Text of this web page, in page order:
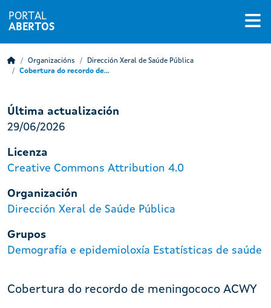
PORTAL
ABERTOS
Organizacións
Dirección Xeral de Saúde Pública
Cobertura do recordo de...
Última actualización
29/06/2026
Licenza
Creative Commons Attribution 4.0
Organización
Dirección Xeral de Saúde Pública
Grupos
Demografía e epidemioloxía Estatísticas de saúde
Cobertura do recordo de meningococo ACWY